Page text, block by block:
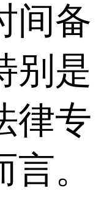
间备
别是
律专
。